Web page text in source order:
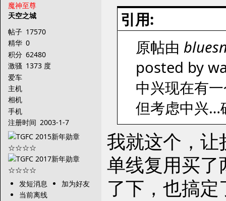
魔神至尊
天空之城
帖子 17570
精华 0
积分 62480
激骚 1373 度
爱车
主机
相机
手机
注册时间 2003-1-7
发短消息
加为好友
当前离线
引用:
原帖由
posted by
中兴现在有
但考虑中兴…
我就这个，让
单线复用买
了下，也搞定